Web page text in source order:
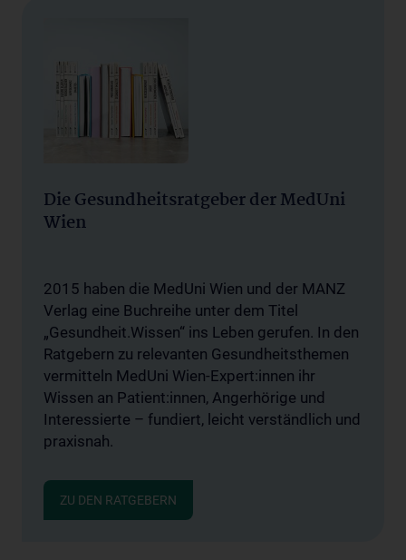
Die Gesundheitsratgeber der MedUni
Wien
2015 haben die MedUni Wien und der MANZ
Verlag eine Buchreihe unter dem Titel
„Gesundheit.Wissen“ ins Leben gerufen. In den
Ratgebern zu relevanten Gesundheitsthemen
vermitteln MedUni Wien-Expert:innen ihr
Wissen an Patient:innen, Angerhörige und
Interessierte – fundiert, leicht verständlich und
praxisnah.
ZU DEN RATGEBERN